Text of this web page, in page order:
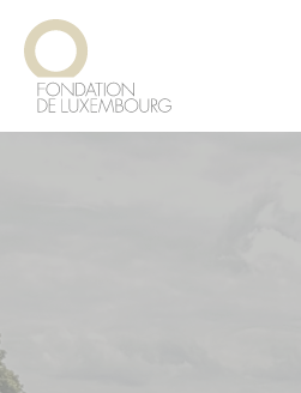
Aller
contenu
principal
Panneau de gestion des cookies